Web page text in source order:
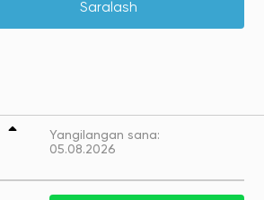
Saralash
Yangilangan sana:
05.08.2026